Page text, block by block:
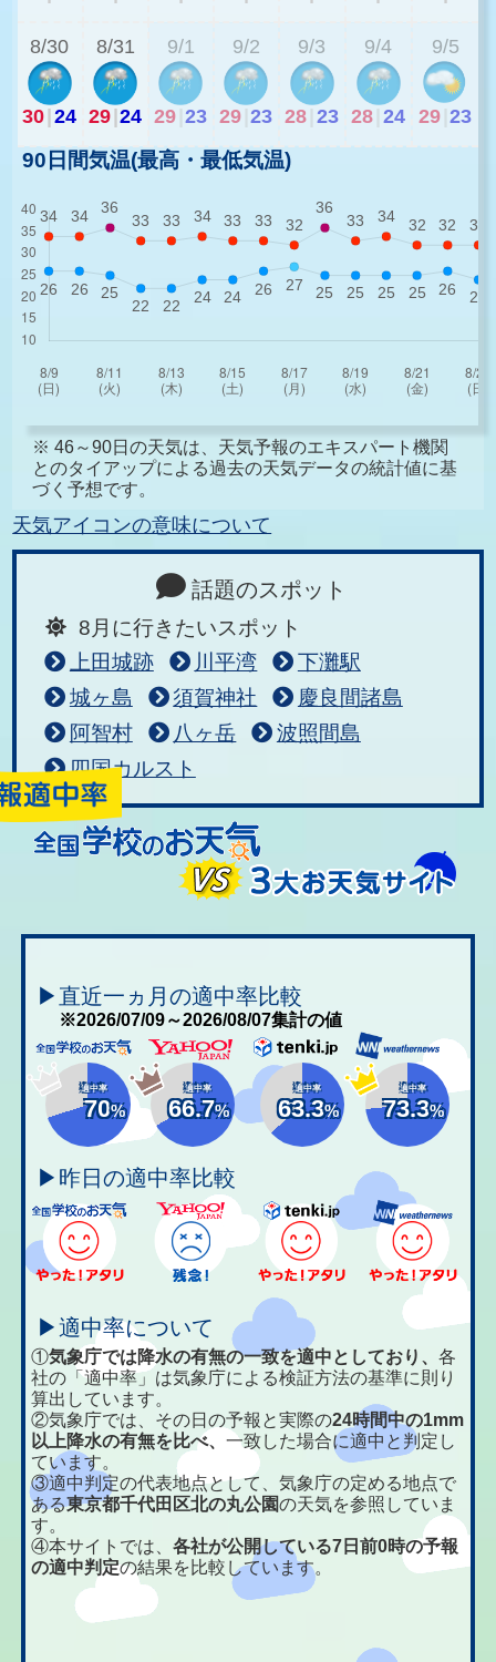
8/30
30|24
8/31
29|24
9/1
29 23
9/2
29 23
9/3
28 23
9/4
28 24
9/5
29 23
90日間気温(最高・最低気温)
※ 46～90日の天気は、天気予報のエキスパート機関
とのタイアップによる過去の天気データの統計値に基
づく予想です。
天気アイコンの意味について
話題のスポット
8月に行きたいスポット
上田城跡
川平湾
下灘駅
城ヶ島
須賀神社
慶良間諸島
阿智村
八ヶ岳
波照間島
四国カルスト
▶直近一ヵ月の適中率比較
※2026/07/09～2026/08/07集計の値
適中率
70%
適中率
66.7%
適中率
63.3%
適中率
73.3%
▶昨日の適中率比較
▶適中率について
①気象庁では降水の有無の一致を適中としており、各
社の「適中率」は気象庁による検証方法の基準に則り
算出しています。
②気象庁では、その日の予報と実際の24時間中の1mm
以上降水の有無を比べ、一致した場合に適中と判定し
ています。
③適中判定の代表地点として、気象庁の定める地点で
ある東京都千代田区北の丸公園の天気を参照していま
す。
④本サイトでは、各社が公開している7日前0時の予報
の適中判定の結果を比較しています。